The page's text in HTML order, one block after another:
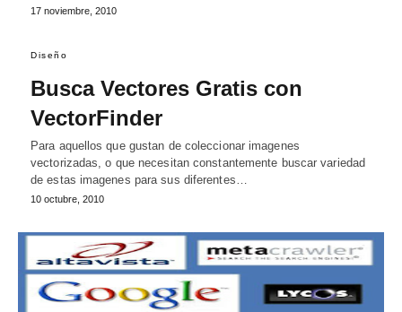
17 noviembre, 2010
Diseño
Busca Vectores Gratis con
VectorFinder
Para aquellos que gustan de coleccionar imagenes
vectorizadas, o que necesitan constantemente buscar variedad
de estas imagenes para sus diferentes…
10 octubre, 2010